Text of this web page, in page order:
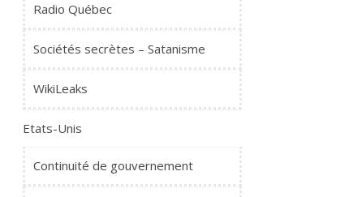
Radio Québec
Sociétés secrètes – Satanisme
WikiLeaks
Etats-Unis
Continuité de gouvernement